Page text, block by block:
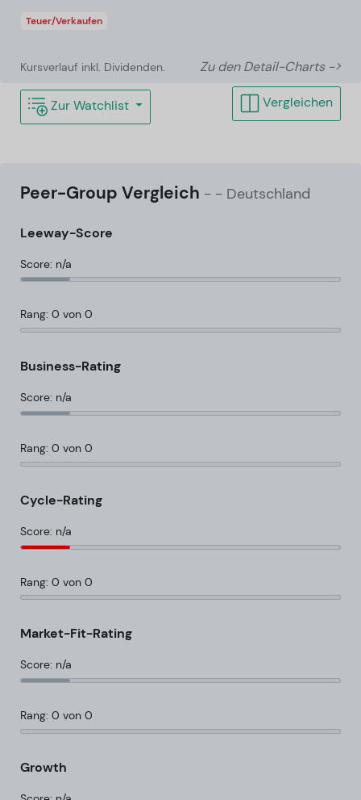
Teuer/Verkaufen
Kursverlauf inkl. Dividenden. Zu den Detail-Charts ->
Zur Watchlist Vergleichen
Peer-Group Vergleich - - Deutschland
Leeway-Score
Score: n/a
Rang: 0 von 0
Business-Rating
Score: n/a
Rang: 0 von 0
Cycle-Rating
Score: n/a
Rang: 0 von 0
Market-Fit-Rating
Score: n/a
Rang: 0 von 0
Growth